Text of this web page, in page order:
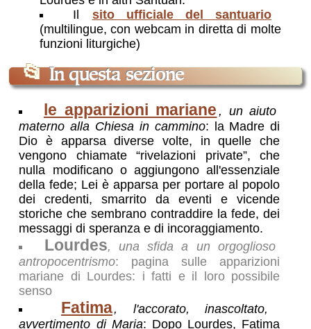
Il
sito ufficiale del santuario
(multilingue, con webcam in diretta di molte
funzioni liturgiche)
📂 In questa sezione
le apparizioni mariane , un aiuto
materno alla Chiesa in cammino: la Madre di
Dio è apparsa diverse volte, in quelle che
vengono chiamate “rivelazioni private”, che
nulla modificano o aggiungono all'essenziale
della fede; Lei è apparsa per portare al popolo
dei credenti, smarrito da eventi e vicende
storiche che sembrano contraddire la fede, dei
messaggi di speranza e di incoraggiamento.
Lourdes, una sfida a un orgoglioso
antropocentrismo: pagina sulle apparizioni
mariane di Lourdes: i fatti e il loro possibile
senso
Fatima, l'accorato, inascoltato,
avvertimento di Maria: Dopo Lourdes, Fatima